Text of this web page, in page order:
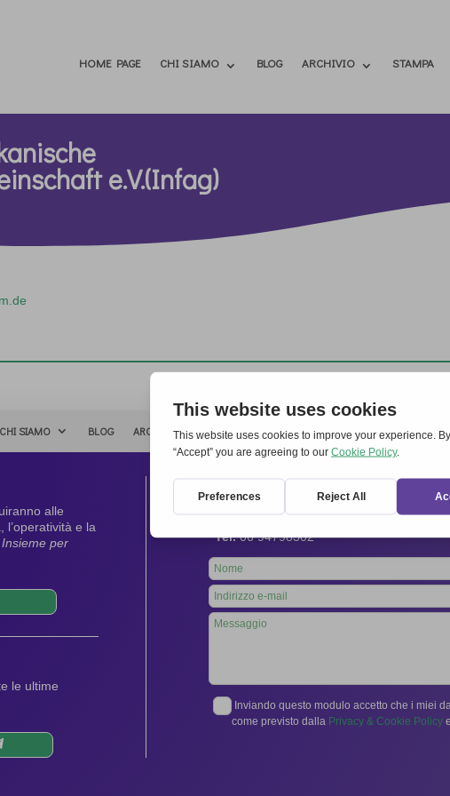
HOME PAGE CHI SIAMO BLOG ARCHIVIO STAMPA
e.V.(Infag)
CHI SIAMO BLOG ARCHIVIO STAMPA CONTATTI ATTÌVATI
alle
l’operatività e la
Insieme per
le ultime
Segreteria Internazionale:
Tel.06 94798302
Leave
this
field
blank
Inviando questo modulo accetto che i miei
come previsto dalla Privacy & Cookie Policy